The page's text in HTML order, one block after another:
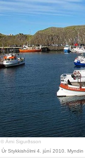
© Árni Sigurðsson
Úr Stykkishólmi 4. júní 2010.